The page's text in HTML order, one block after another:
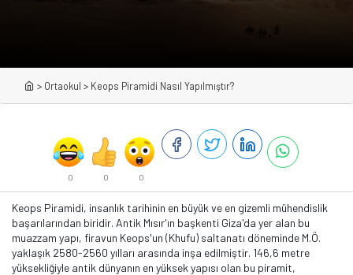
> Ortaokul > Keops Piramidi Nasıl Yapılmıştır?
0 0 0
Keops Piramidi, insanlık tarihinin en büyük ve en gizemli mühendislik
başarılarından biridir. Antik Mısır'ın başkenti Giza'da yer alan bu
muazzam yapı, firavun Keops'un (Khufu) saltanatı döneminde M.Ö.
yaklaşık 2580-2560 yılları arasında inşa edilmiştir. 146,6 metre
yüksekliğiyle antik dünyanın en yüksek yapısı olan bu piramit,